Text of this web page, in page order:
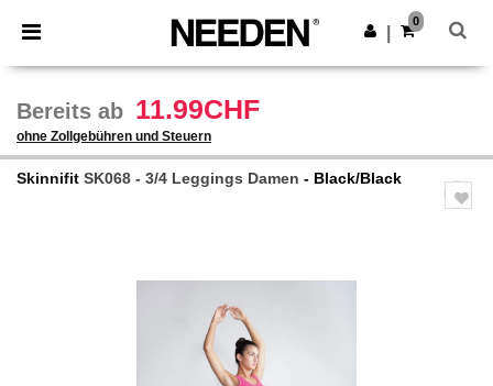
× Needen App
Bessere Preise in der App!
App holen
0
Bereits ab 11.99CHF
ohne Zollgebühren und Steuern
Skinnifit SK068 - 3/4 Leggings Damen - Black/Black